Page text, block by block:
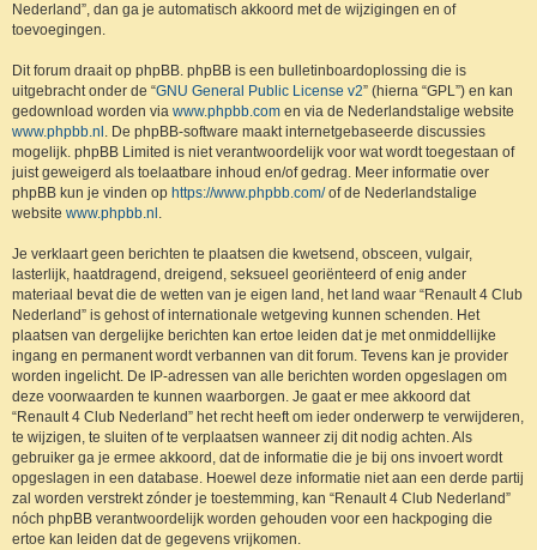
Nederland”, dan ga je automatisch akkoord met de wijzigingen en of
toevoegingen.
Dit forum draait op phpBB. phpBB is een bulletinboardoplossing die is
uitgebracht onder de “GNU General Public License v2” (hierna “GPL”) en kan
gedownload worden via www.phpbb.com en via de Nederlandstalige website
www.phpbb.nl . De phpBB-software maakt internetgebaseerde discussies
mogelijk. phpBB Limited is niet verantwoordelijk voor wat wordt toegestaan of
juist geweigerd als toelaatbare inhoud en/of gedrag. Meer informatie over
phpBB kun je vinden op https://www.phpbb.com/of de Nederlandstalige
website www.phpbb.nl .
Je verklaart geen berichten te plaatsen die kwetsend, obsceen, vulgair,
lasterlijk, haatdragend, dreigend, seksueel georiënteerd of enig ander
materiaal bevat die de wetten van je eigen land, het land waar “Renault 4 Club
Nederland” is gehost of internationale wetgeving kunnen schenden. Het
plaatsen van dergelijke berichten kan ertoe leiden dat je met onmiddellijke
ingang en permanent wordt verbannen van dit forum. Tevens kan je provider
worden ingelicht. De IP-adressen van alle berichten worden opgeslagen om
deze voorwaarden te kunnen waarborgen. Je gaat er mee akkoord dat
“Renault 4 Club Nederland” het recht heeft om ieder onderwerp te verwijderen,
te wijzigen, te sluiten of te verplaatsen wanneer zij dit nodig achten. Als
gebruiker ga je ermee akkoord, dat de informatie die je bij ons invoert wordt
opgeslagen in een database. Hoewel deze informatie niet aan een derde partij
zal worden verstrekt zónder je toestemming, kan “Renault 4 Club Nederland”
nóch phpBB verantwoordelijk worden gehouden voor een hackpoging die
ertoe kan leiden dat de gegevens vrijkomen.